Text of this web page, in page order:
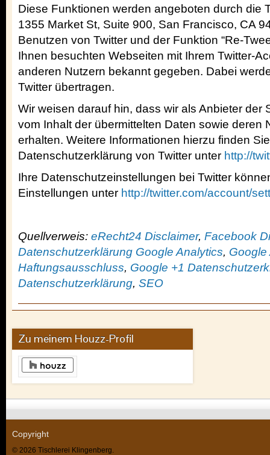
Diese Funktionen werden angeboten durch die
1355 Market St, Suite 900, San Francisco, CA
Benutzen von Twitter und der Funktion “Re-
Ihnen besuchten Webseiten mit Ihrem Twitter-
anderen Nutzern bekannt gegeben. Dabei
Twitter übertragen.
Wir weisen darauf hin, dass wir als Anbieter der
vom Inhalt der übermittelten Daten sowie deren
erhalten. Weitere Informationen hierzu finden
Datenschutzerklärung von Twitter unter http://
Ihre Datenschutzeinstellungen bei Twitter
Einstellungen unter http://twitter.com/account/
Quellverweis: eRecht24 Disclaimer, Facebook
Datenschutzerklärung Google Analytics,
Haftungsausschluss, Google +1
Datenschutzerklärung, SEO
Zu meinem Houzz-Profil
Copyright
© 2026 Tischlerei Klingenberg.